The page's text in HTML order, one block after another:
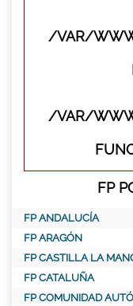
/VAR/
/VAR/
FP
FP ANDALUCÍA
FP ARAGÓN
FP CASTILLA LA
FP CATALUÑA
FP COMUNIDAD